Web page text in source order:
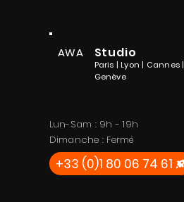
AWA Studio
Paris | Lyon | Cannes |
Genève
Lun-Sam : 9h - 19h
Dimanche : Fermé
+33 (0)1 80 06 74 61